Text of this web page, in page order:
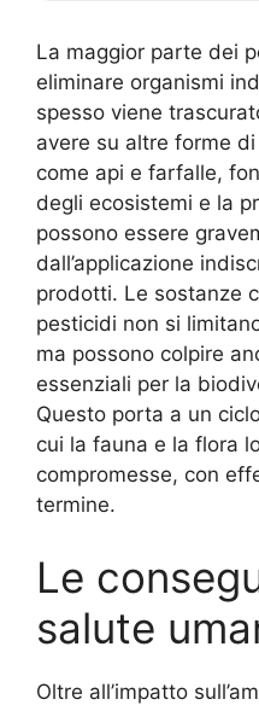
La maggior parte dei
eliminare organismi
spesso viene
avere su altre forme
come api e farfalle,
degli ecosistemi e la
possono essere
dall’applicazione
prodotti. Le sostanze
pesticidi non si
ma possono colpire
essenziali per la
Questo porta a un
cui la fauna e la flora
compromesse, con
termine.
Le
salute
Oltre all’impatto